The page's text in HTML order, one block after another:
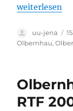
„RTF at its
weiterlesen
Autor
uu-jena
Olbernhau,
RTF